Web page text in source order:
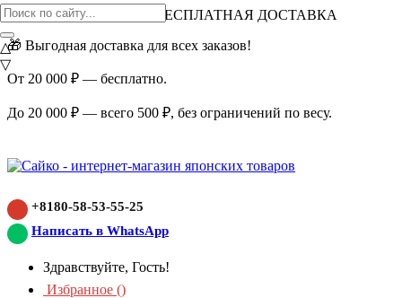
ВНИМАНИЕ АКЦИЯ!
БЕСПЛАТНАЯ ДОСТАВКА
🎁 Выгодная доставка для всех заказов!
От 20 000 ₽ — бесплатно.
До 20 000 ₽ — всего 500 ₽, без ограничений по весу.
+8180-58-53-55-25
Написать в WhatsApp
Здравствуйте, Гость!
Избранное ()
△
▽